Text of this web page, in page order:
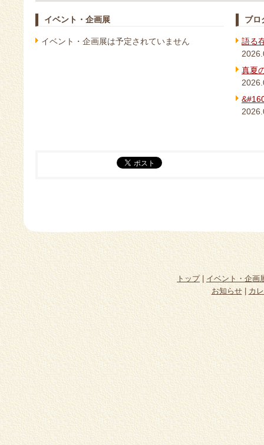
イベント・企画展
イベント・企画展は予定されていません
ブロ
語る
真夏
トップ| イベント・企画
お知らせ|カ